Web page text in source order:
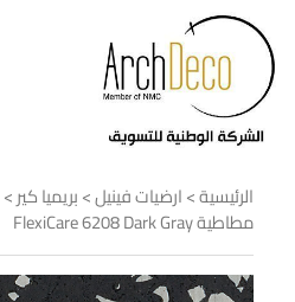
الرئيسية>ارضيات فينيل>بريميا كير>
مطاطية FlexiCare 6208 Dark Gray